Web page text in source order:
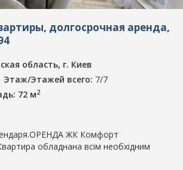
долгосрочная аренда,
область, г. Киев
Этаж/Этажей всего: 7/7
72 м2
ЖК Комфорт
обладнана всім необхідним